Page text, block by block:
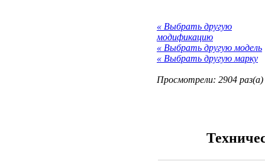
« Выбрать другую
модификацию
« Выбрать другую модель
« Выбрать другую марку
Просмотрели: 2904 раз(а)